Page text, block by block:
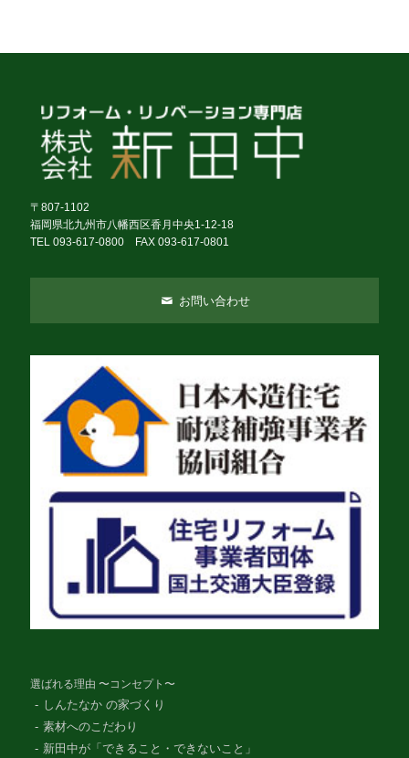
〒807-1102
福岡県北九州市八幡西区香月中央1-12-18
TEL 093-617-0800 FAX 093-617-0801
お問い合わせ
選ばれる理由 〜コンセプト〜
しんたなか の家づくり
素材へのこだわり
新田中が「できること・できないこと」